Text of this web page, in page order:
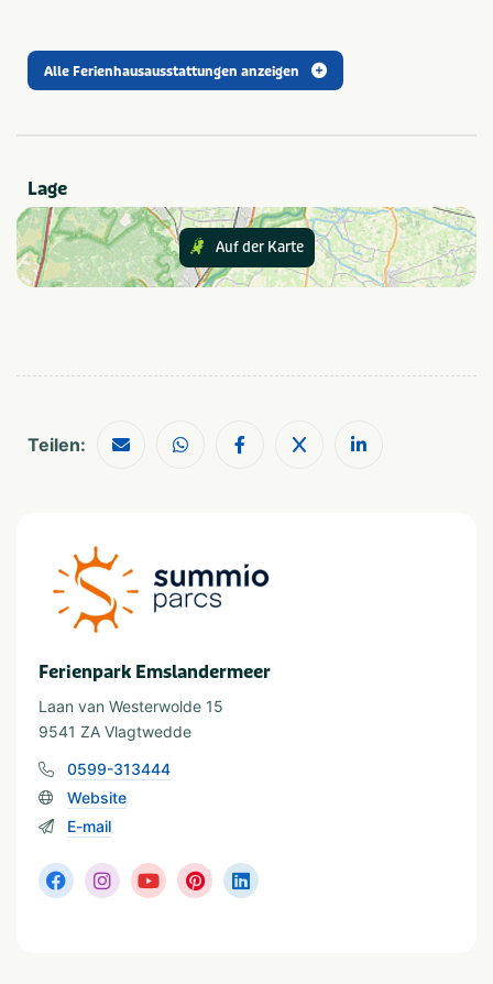
Groningen
Empfohlen für
Gezinnen met jonge
kinderen
Stellen
Natuur
Zwembad (binnen)
Wifi/draadloos internet
Art der Unterkunft
Vakantiehuis
In der Nähe
Fietsroutes
Golfbaan
Restaurants
Wassersport
Alle Ferienhausausstattungen anzeigen
Lage
Auf der Karte
Teilen:
Ferienpark Emslandermeer
Laan van Westerwolde 15
9541 ZA Vlagtwedde
0599-313444
Website
E-mail